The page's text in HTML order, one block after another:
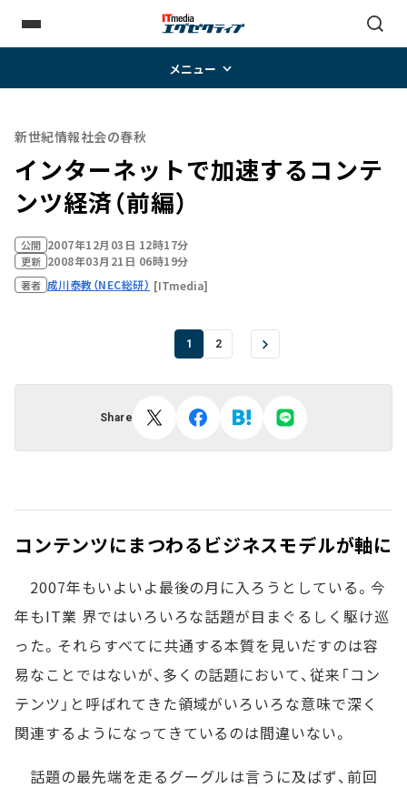
メニュー
新世紀情報社会の春秋
インターネットで加速するコンテ
ンツ経済（前編）
公開 2007年12月03日 12時17分
更新 2008年03月21日 06時19分
著者 成川泰教（NEC総研） [ITmedia]
1 2
Share
コンテンツにまつわるビジネスモデルが軸に
2007年もいよいよ最後の月に入ろうとしている。今
年もIT業 界ではいろいろな話題が目まぐるしく駆け巡
った。それらすべてに共通する本質を見いだすのは容
易なことではないが、多くの話題において、従来「コン
テンツ」と呼ばれてきた領域がいろいろな意味で深く
関連するようになってきているのは間違いない。
話題の最先端を走るグーグルは言うに及ばず、前回